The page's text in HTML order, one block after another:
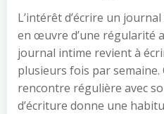
L’intérêt d’écrire un
en œuvre d’une régularité
journal intime revient à
plusieurs fois par semaine.
rencontre régulière avec
d’écriture donne une